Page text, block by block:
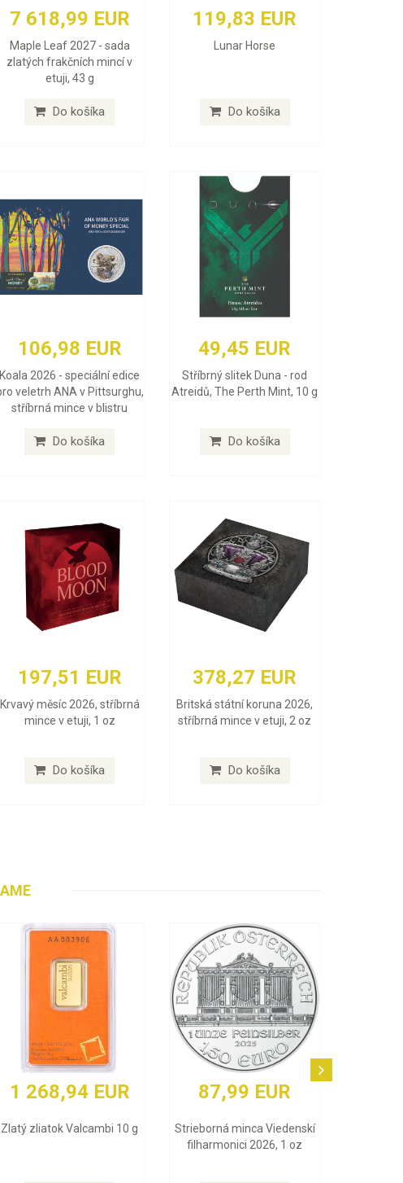
7 618,99 EUR
Maple Leaf 2027 - sada
zlatých frakčních mincí v
etuji, 43 g
Do košíka
119,83 EUR
Lunar Horse
Do košíka
106,98 EUR
Koala 2026 - speciální edice
veletrh ANA v Pittsurghu,
stříbrná mince v blistru
Do košíka
49,45 EUR
Stříbrný slitek Duna - rod
Atreidů, The Perth Mint, 10 g
Do košíka
197,51 EUR
Krvavý měsíc 2026, stříbrná
mince v etuji, 1 oz
Do košíka
378,27 EUR
Britská státní koruna 2026,
stříbrná mince v etuji, 2 oz
Do košíka
10 g
87,99 EUR
Strieborná minca Viedenskí
filharmonici 2026, 1 oz
3 848,83 EUR
Zlatý zliatok Argor Heraeus 1